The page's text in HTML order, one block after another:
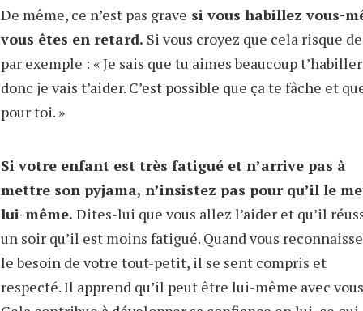
De même, ce n’est pas grave si vous habillez vous-
vous êtes en retard. Si vous croyez que cela risque
par exemple : « Je sais que tu aimes beaucoup
donc je vais t’aider. C’est possible que ça te fâche et
pour toi. »
Si votre enfant est très fatigué et n’arrive pas à
mettre son pyjama, n’insistez pas pour qu’il le
lui-même. Dites-lui que vous allez l’aider et qu’il
un soir qu’il est moins fatigué. Quand vous
le besoin de votre tout-petit, il se sent compris et
respecté. Il apprend qu’il peut être lui-même avec